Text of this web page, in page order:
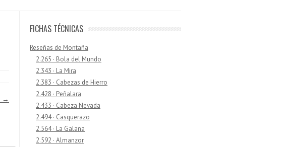
→
FICHAS TÉCNICAS
Reseñas de Montaña
2.265 · Bola del Mundo
2.343 · La Mira
2.383 · Cabezas de Hierro
2.428 · Peñalara
2.433 · Cabeza Nevada
2.494 · Casquerazo
2.564 · La Galana
2.592 · Almanzor